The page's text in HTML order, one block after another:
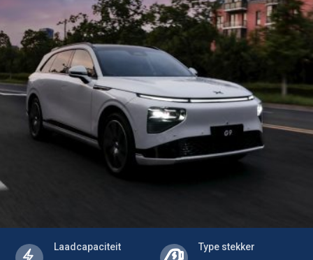
Laadcapaciteit Type stekker